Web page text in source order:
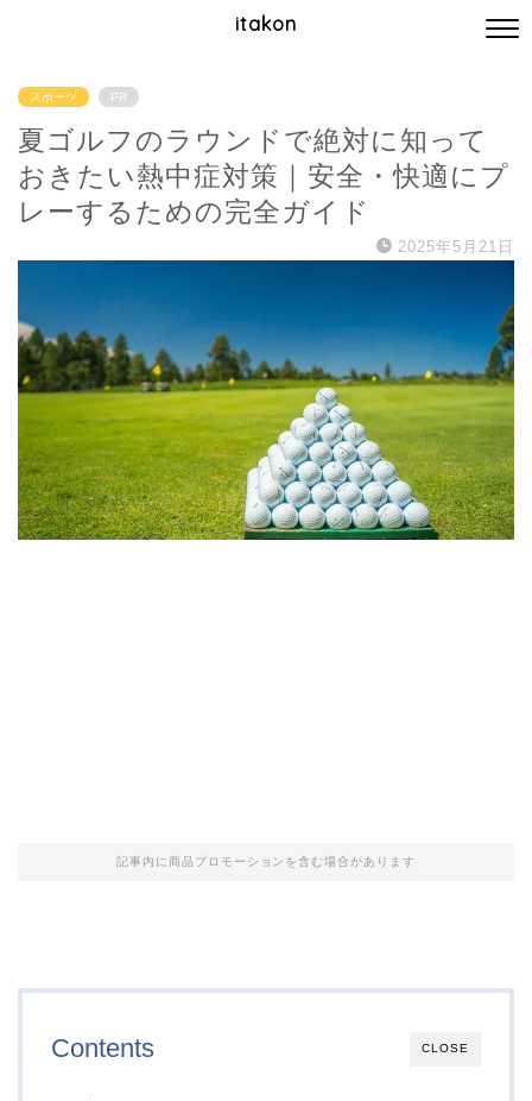
itakon
スポーツ PR
夏ゴルフのラウンドで絶対に知って
おきたい熱中症対策｜安全・快適にプ
レーするための完全ガイド
2025年5月21日
記事内に商品プロモーションを含む場合があります
CLOSE
Contents